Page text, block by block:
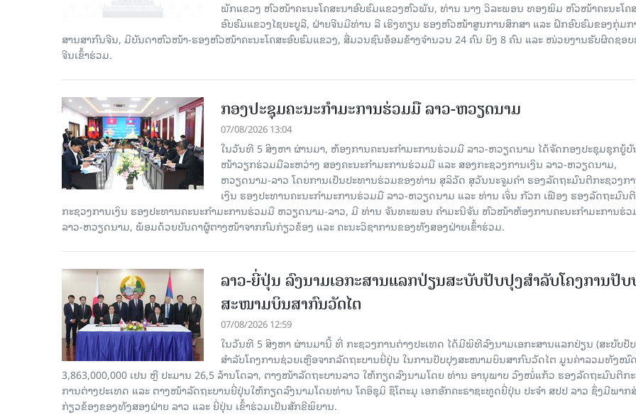
ພັກແຂວງ ຫົວໜ້າຄະນະໂຄສະນາອົບຮົມແຂວງຫົວພັນ, ທ່ານ ນາງ ວິລະພອນ ທອງພິມ ຫົວໜ້າຄະນະໂຄ
ອົບຮົມແຂວງໄຊຍະບູລີ, ຝ່າຍຈີນມີທ່ານ ລີ ເຮິງທຽນ ຮອງຫົວໜ້າສູນການສຶກສາ ແລະ ຝຶກອົບຮົມຂອງກຸ່ມ
ສານສາກົນຈີນ, ມີບັນດາຫົວໜ້າ-ຮອງຫົວໜ້າຄະນະໂຄສະອົບຮົມແຂວງ, ສື່ມວນຊົນອ້ອມຂ້າງຈຳນວນ 24 ຄົນ ຍິງ 8 ຄົນ ແລະ ໜ່ວຍງານຮັບຜິດຊອບ
ຈີນເຂົ້າຮ່ວມ.
ກອງປະຊຸມຄະນະກຳມະການຮ່ວມມື ລາວ-ຫວຽດນາມ
07/08/2026 13:04
ໃນວັນທີ 5 ສິງຫາ ຜ່ານມາ, ຫ້ອງການຄະນະກຳມະການຮ່ວມມື ລາວ-ຫວຽດນາມ ໄດ້ຈັດກອງປະຊຸມຊຸກຍູ້ບັ
ໜ້າວຽກຮ່ວມມືລະຫວ່າງ ສອງຄະນະກຳມະການຮ່ວມມື ແລະ ສອງກະຊວງການເງິນ ລາວ-ຫວຽດນາມ,
ຫວຽດນາມ-ລາວ ໂດຍການເປັນປະທານຮ່ວມຂອງທ່ານ ສຸລິວັດ ສຸວັນນະຈູມຄໍາ ຮອງລັດຖະມົນຕີກະຊວງກ
ເງິນ ຮອງປະທານຄະນະກຳມະການຮ່ວມມື ລາວ-ຫວຽດນາມ ແລະ ທ່ານ ເຈິ່ນ ກັວກ ເຟືອງ ຮອງລັດຖະມົນຕີ
ກະຊວງການເງິນ ຮອງປະທານຄະນະກຳມະການຮ່ວມມື ຫວຽດນາມ-ລາວ, ມີ ທ່ານ ຈັນທະພອນ ຄໍາມະນີຈັນ ຫົວໜ້າຫ້ອງການຄະນະກຳມະການຮ່
ລາວ-ຫວຽດນາມ, ພ້ອມດ້ວຍບັນດາຜູ້ຕາງໜ້າຈາກກົມກ່ຽວຂ້ອງ ແລະ ຄະນະວິຊາການຂອງທັງສອງຝ່າຍເຂົ້າຮ່ວມ.
ລາວ-ຍີ່ປຸ່ນ ລົງນາມເອກະສານແລກປ່ຽນສະບັບປັບປຸງສໍາລັບໂຄງການປັ
ສະໜາມບິນສາກົນວັດໄຕ
07/08/2026 12:59
ໃນວັນທີ 5 ສິງຫາ ຜ່ານມານີ້ ທີ່ ກະຊວງການຕ່າງປະເທດ ໄດ້ມີພິທີລົງນາມເອກະສານແລກປ່ຽນ (ສະບັບປັ
ສໍາລັບໂຄງການຊ່ວຍເຫຼືອຈາກລັດຖະບານຍີ່ປຸ່ນ ໃນການປັບປຸງສະໜາມບິນສາກົນວັດໄຕ ມູນຄ່າລວມທັງໝົດ
3,863,000,000 ເຢນ ຫຼື ປະມານ 26,5 ລ້ານໂດລາ, ຕາງໜ້າລັດຖະບານລາວ ໃຫ້ກຽດລົງນາມໂດຍ ທ່ານ ອານຸພາບ ວົງໜໍ່ແກ້ວ ຮອງລັດຖະມົນຕີກ
ການຕ່າງປະເທດ ແລະ ຕາງໜ້າລັດຖະບານຍີ່ປຸ່ນໃຫ້ກຽດລົງນາມໂດຍທ່ານ ໂຄອິຊຸມິ ຊຶໂຕະມຸ ເອກອັກຄະຣາຊະທູດຍີ່ປຸ່ນ ປະຈໍາ ສປປ ລາວ ຊຶ່ງມີພາກ
ກ່ຽວຂ້ອງຂອງທັງສອງຝ່າຍ ລາວ ແລະ ຍີ່ປຸ່ນ ເຂົ້າຮ່ວມເປັນສັກຂີພິຍານ.